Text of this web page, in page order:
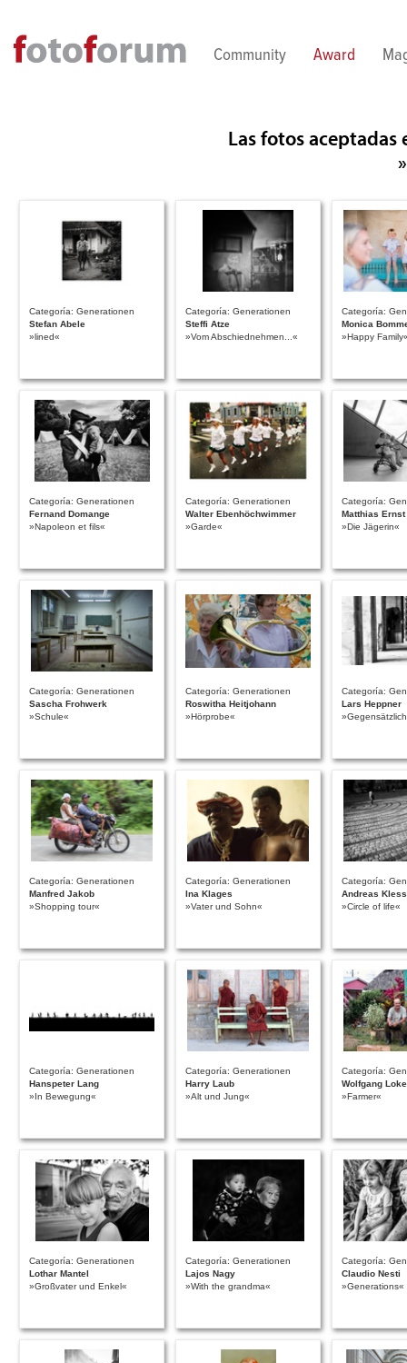
Community Award
Las fotos
Categoría: Generationen
Stefan Abele
»lined«
Categoría: Generationen
Steffi Atze
»Vom Abschiednehmen...«
Categoría:
Monica
»Happy
Categoría: Generationen
Fernand Domange
»Napoleon et fils«
Categoría: Generationen
Walter Ebenhöchwimmer
»Garde«
Categoría:
Matthias Ernst
»Die Jägerin«
Categoría: Generationen
Sascha Frohwerk
»Schule«
Categoría: Generationen
Roswitha Heitjohann
»Hörprobe«
Categoría:
Lars Heppner
Categoría: Generationen
Manfred Jakob
»Shopping tour«
Categoría: Generationen
Ina Klages
»Vater und Sohn«
Categoría:
Andreas
»Circle of life«
Categoría: Generationen
Hanspeter Lang
»In Bewegung«
Categoría: Generationen
Harry Laub
»Alt und Jung«
Categoría:
Wolfgang Loke
»Farmer«
Categoría: Generationen
Lothar Mantel
»Großvater und Enkel«
Categoría: Generationen
Lajos Nagy
»With the grandma«
Categoría:
Claudio Nesti
»Generations«